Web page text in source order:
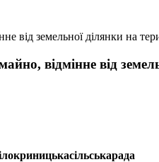
земельної ділянки на
відмінне від
сільськарада